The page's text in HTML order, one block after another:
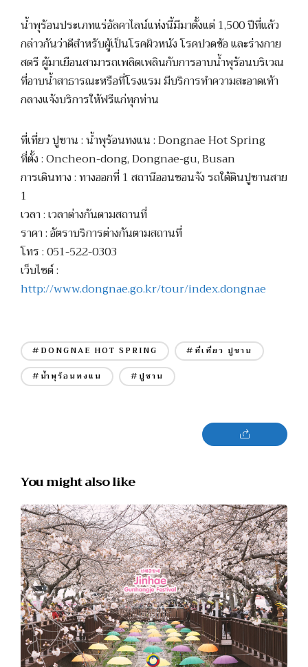
น้ำพุร้อนประเภทแร่อัลคาไลน์แห่งนี้มีมาตั้งแต่ 1,500 ปีที่แล้ว
กล่าวกันว่าดีสำหรับผู้เป็นโรคผิวหนัง โรคปวดข้อ และร่างกาย
สตรี ผู้มาเยือนสามารถเพลิดเพลินกับการอาบน้ำพุร้อนบริเวณ
ที่อาบน้ำสาธารณะหรือที่โรงแรม มีบริการทำความสะอาดเท้า
กลางแจ้งบริการให้ฟรีแก่ทุกท่าน
ที่เที่ยว ปูซาน : น้ำพุร้อนทงแน : Dongnae Hot Spring
ที่ตั้ง : Oncheon-dong, Dongnae-gu, Busan
การเดินทาง : ทางออกที่ 1 สถานีออนชอนจัง รถใต้ดินปูซานสาย
1
เวลา : เวลาต่างกันตามสถานที่
ราคา : อัตราบริการต่างกันตามสถานที่
โทร : 051-522-0303
เว็บไซต์ :
http://www.dongnae.go.kr/tour/index.dongnae
#DONGNAE HOT SPRING
#ที่เที่ยว ปูซาน
#น้ำพุร้อนทงแน
#ปูซาน
You might also like